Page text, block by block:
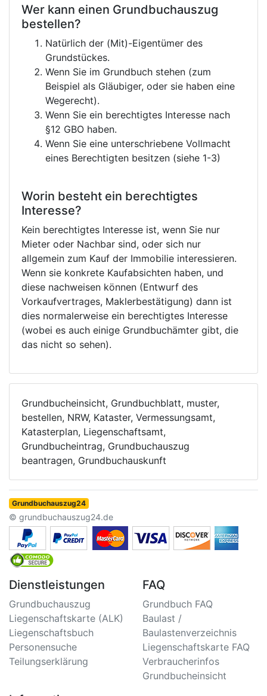
Wer kann einen Grundbuchauszug
bestellen?
Natürlich der (Mit)-Eigentümer des
Grundstückes.
Wenn Sie im Grundbuch stehen (zum
Beispiel als Gläubiger, oder sie haben eine
Wegerecht).
Wenn Sie ein berechtigtes Interesse nach
§12 GBO haben.
Wenn Sie eine unterschriebene Vollmacht
eines Berechtigten besitzen (siehe 1-3)
Worin besteht ein berechtigtes
Interesse?
Kein berechtigtes Interesse ist, wenn Sie nur
Mieter oder Nachbar sind, oder sich nur
allgemein zum Kauf der Immobilie interessieren.
Wenn sie konkrete Kaufabsichten haben, und
diese nachweisen können (Entwurf des
Vorkaufvertrages, Maklerbestätigung) dann ist
dies normalerweise ein berechtigtes Interesse
(wobei es auch einige Grundbuchämter gibt, die
das nicht so sehen).
Grundbucheinsicht, Grundbuchblatt, muster,
bestellen, NRW, Kataster, Vermessungsamt,
Katasterplan, Liegenschaftsamt,
Grundbucheintrag, Grundbuchauszug
beantragen, Grundbuchauskunft
Grundbuchauszug24
© grundbuchauszug24.de
Dienstleistungen
Grundbuchauszug
Liegenschaftskarte (ALK)
Liegenschaftsbuch
Personensuche
Teilungserklärung
FAQ
Grundbuch FAQ
Baulast /
Baulastenverzeichnis
Liegenschaftskarte FAQ
Verbraucherinfos
Grundbucheinsicht